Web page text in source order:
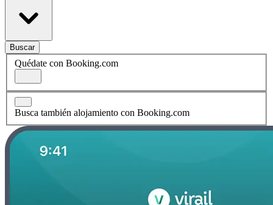
Buscar
Quédate con Booking.com
Busca también alojamiento con Booking.com